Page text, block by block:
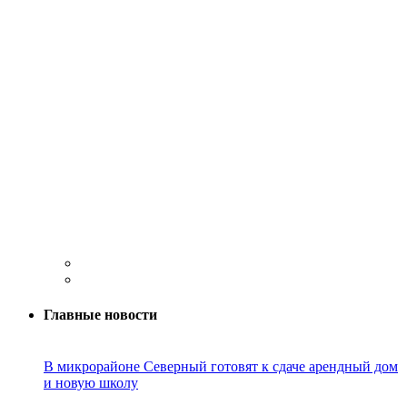
Главные новости
В микрорайоне Северный готовят к сдаче арендный дом
и новую школу